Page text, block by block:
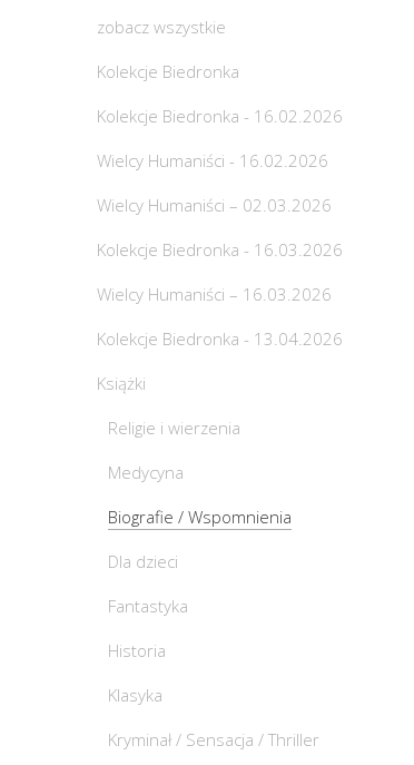
zobacz wszystkie
Kolekcje Biedronka
Kolekcje Biedronka - 16.02.2026
Wielcy Humaniści - 16.02.2026
Wielcy Humaniści – 02.03.2026
Kolekcje Biedronka - 16.03.2026
Wielcy Humaniści – 16.03.2026
Kolekcje Biedronka - 13.04.2026
Książki
Religie i wierzenia
Medycyna
Biografie / Wspomnienia
Dla dzieci
Fantastyka
Historia
Klasyka
Kryminał / Sensacja / Thriller